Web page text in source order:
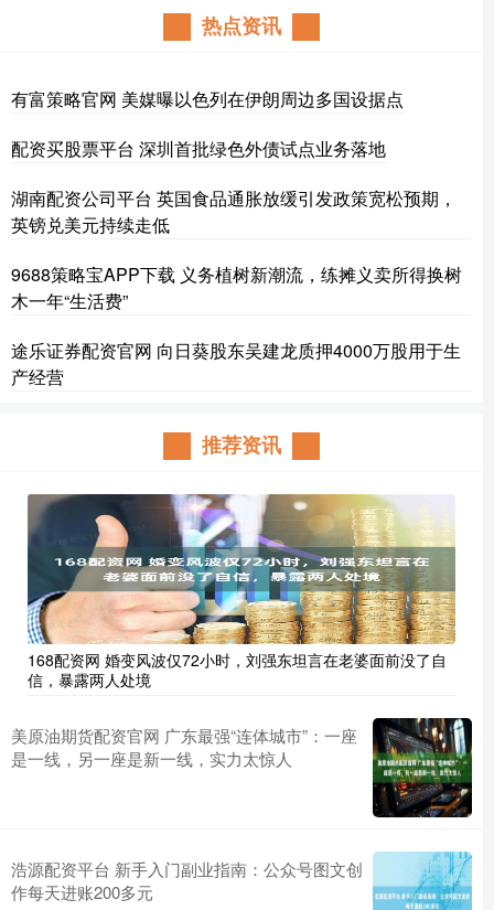
热点资讯
有富策略官网 美媒曝以色列在伊朗周边多国设据点
配资买股票平台 深圳首批绿色外债试点业务落地
湖南配资公司平台 英国食品通胀放缓引发政策宽松预期，
英镑兑美元持续走低
9688策略宝APP下载 义务植树新潮流，练摊义卖所得换树
木一年“生活费”
途乐证券配资官网 向日葵股东吴建龙质押4000万股用于生
产经营
推荐资讯
168配资网 婚变风波仅72小时，刘强东坦言在老婆面前没了自
信，暴露两人处境
美原油期货配资官网 广东最强“连体城市”：一座
是一线，另一座是新一线，实力太惊人
浩源配资平台 新手入门副业指南：公众号图文创
作每天进账200多元